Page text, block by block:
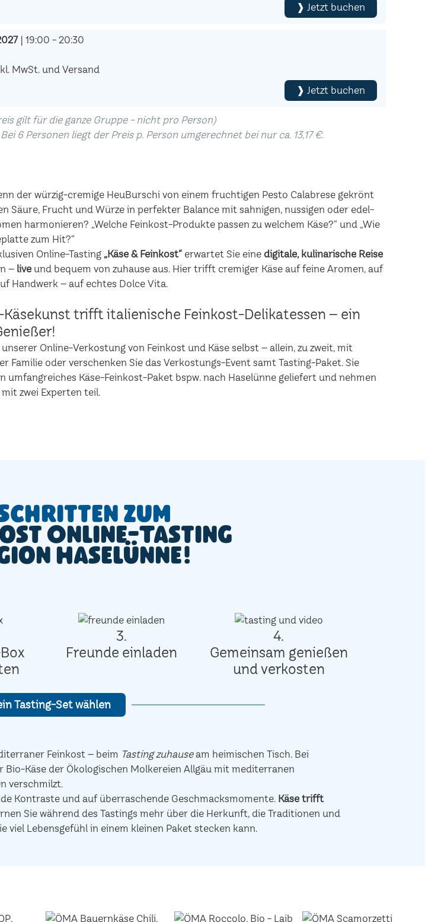
❱ Jetzt buchen
| 19:00 - 20:30
MwSt. und Versand
❱ Jetzt buchen
gilt für die ganze Gruppe - nicht pro Person)
6 Personen liegt der Preis p. Person umgerechnet bei nur ca. 13,17 €.
der würzig-cremige HeuBurschi von einem fruchtigen Pesto Calabrese gekrönt
Säure, Frucht und Würze in perfekter Balance mit sahnigen, nussigen oder edel-
harmonieren? „Welche Feinkost-Produkte passen zu welchem Käse?“ und „Wie
zum Hit?“
Online-Tasting „Käse & Feinkost“ erwartet Sie eine digitale, kulinarische Reise
– live und bequem von zuhause aus. Hier trifft cremiger Käse auf feine Aromen, auf
Handwerk – auf echtes Dolce Vita.
Käsekunst trifft italienische Feinkost-Delikatessen – ein
Online-Verkostung von Feinkost und Käse selbst – allein, zu zweit, mit
Familie oder verschenken Sie das Verkostungs-Event samt Tasting-Paket. Sie
umfangreiches Käse-Feinkost-Paket bspw. nach Haselünne geliefert und nehmen
zwei Experten teil.
zum
Online-Tasting
Haselünne!
3.
Freunde einladen
4.
Gemeinsam genießen
und verkosten
Tasting-Set wählen
Feinkost – beim Tasting zuhauseam heimischen Tisch. Bei
Bio-Käse der Ökologischen Molkereien Allgäu mit mediterranen
verschmilzt.
Kontraste und auf überraschende Geschmacksmomente. Käse trifft
Sie während des Tastings mehr über die Herkunft, die Traditionen und
viel Lebensgefühl in einem kleinen Paket stecken kann.